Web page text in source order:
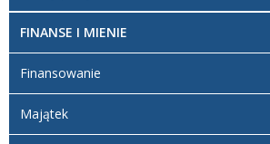
FINANSE I MIENIE
Finansowanie
Majątek